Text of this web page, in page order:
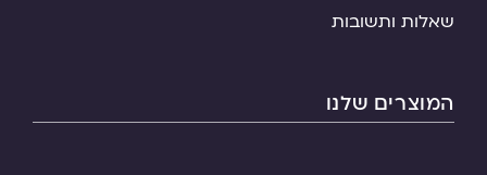
שאלות ותשובות
המוצרים שלנו